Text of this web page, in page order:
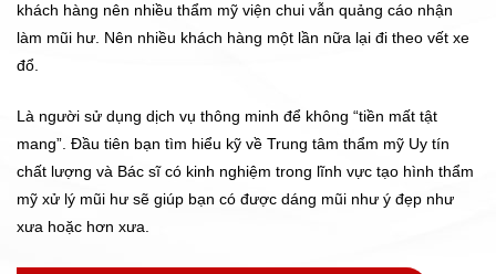
khách hàng nên nhiều thẩm mỹ viện chui vẫn quảng cáo nhận
làm mũi hư. Nên nhiều khách hàng một lần nữa lại đi theo vết xe
đổ.
Là người sử dụng dịch vụ thông minh để không “tiền mất tật
mang”. Đầu tiên bạn tìm hiểu kỹ về Trung tâm thẩm mỹ Uy tín
chất lượng và Bác sĩ có kinh nghiệm trong lĩnh vực tạo hình thẩm
mỹ xử lý mũi hư sẽ giúp bạn có được dáng mũi như ý đẹp như
xưa hoặc hơn xưa.